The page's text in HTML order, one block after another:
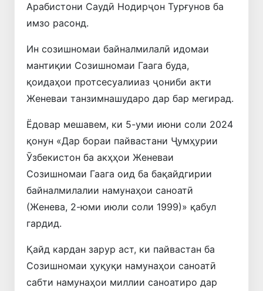
Арабистони Саудӣ Нодирҷон Турғунов ба
имзо расонд.
Ин созишномаи байналмилалӣ идомаи
мантиқии Созишномаи Гаага буда,
қоидаҳои протсесуалииаз ҷониби акти
Женеваи танзимнашударо дар бар мегирад.
Ёдовар мешавем, ки 5-уми июни соли 2024
қонун «Дар бораи пайвастани Ҷумҳурии
Ӯзбекистон ба акҳҳои Женеваи
Созишномаи Гаага оид ба бақайдгирии
байналмилалии намунаҳои саноатӣ
(Женева, 2-юми июли соли 1999)» қабул
гардид.
Қайд кардан зарур аст, ки пайвастан ба
Созишномаи ҳуқуқи намунаҳои саноатӣ
сабти намунаҳои миллии саноатиро дар